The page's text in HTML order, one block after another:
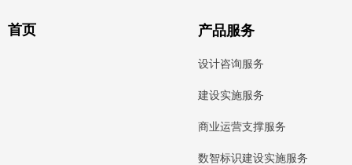
首页 产品服务
设计咨询服务
建设实施服务
商业运营支撑服务
数智标识建设实施服务